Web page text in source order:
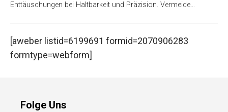
Enttäuschungen bei Haltbarkeit und Präzision. Vermeide…
[aweber listid=6199691 formid=2070906283
formtype=webform]
Folge Uns